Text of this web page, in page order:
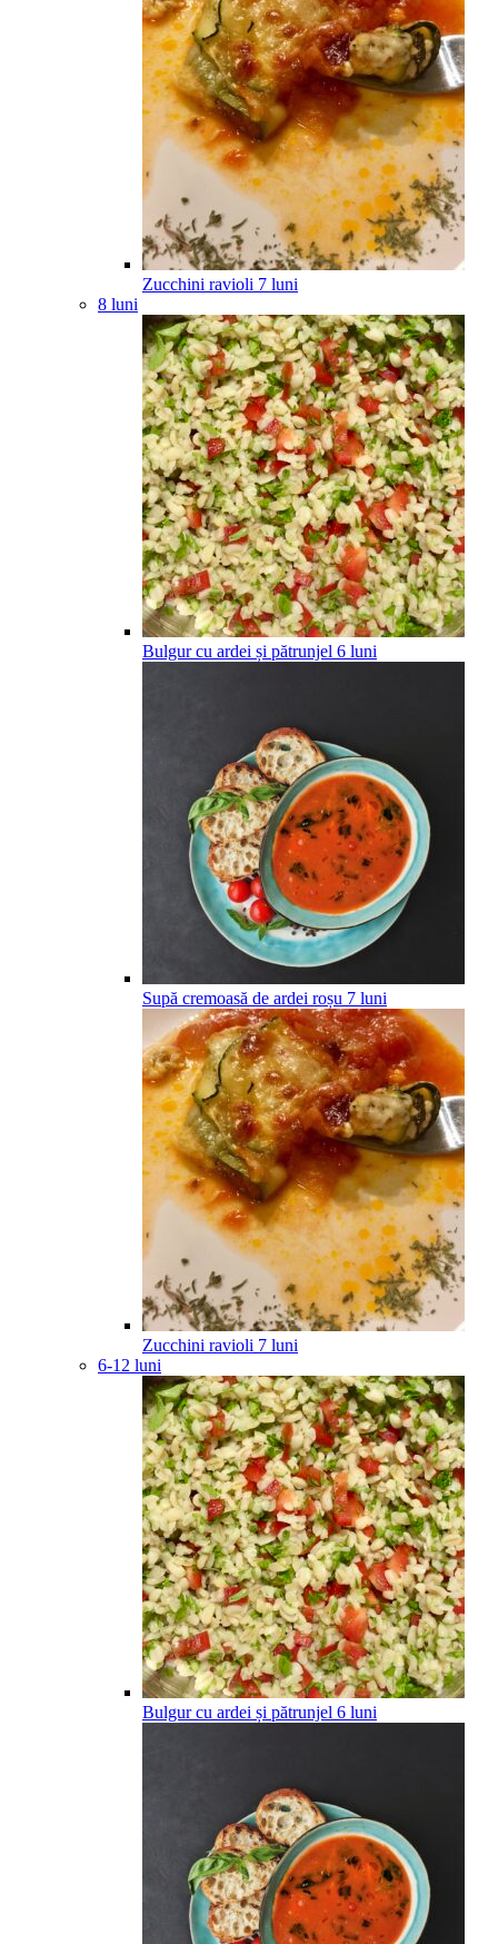
Zucchini ravioli 7 luni
8 luni
Bulgur cu ardei și pătrunjel 6 luni
Supă cremoasă de ardei roșu 7 luni
Zucchini ravioli 7 luni
6-12 luni
Bulgur cu ardei și pătrunjel 6 luni